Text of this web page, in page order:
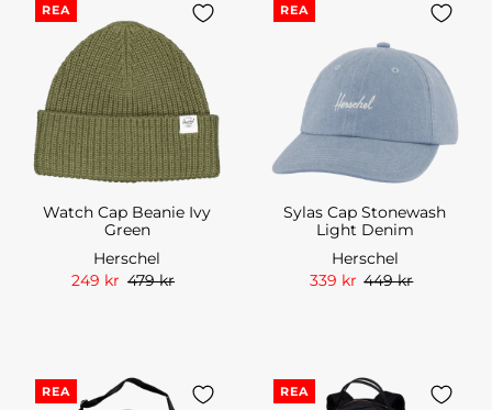
REA
Watch Cap Beanie Ivy
Green
Herschel
249 kr 479 kr
REA
Sylas Cap Stonewash
Light Denim
Herschel
339 kr 449 kr
REA REA